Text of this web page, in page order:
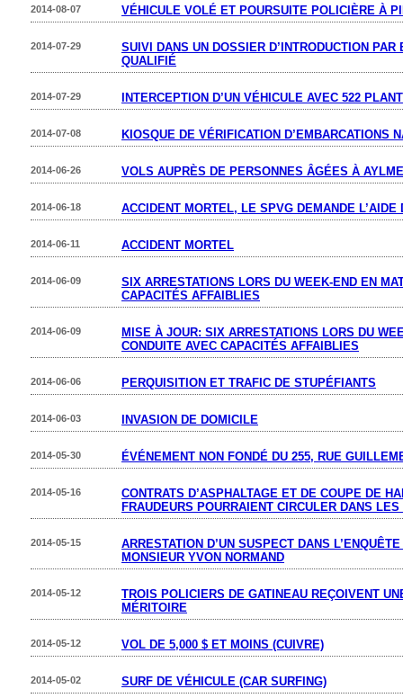
VÉHICULE VOLÉ ET POURSUITE POLICIÈRE À
2014-08-07
SUIVI DANS UN DOSSIER D’INTRODUCTION
QUALIFIÉ
2014-07-29
INTERCEPTION D’UN VÉHICULE AVEC 522
2014-07-29
KIOSQUE DE VÉRIFICATION D’EMBARCATIONS
2014-07-08
VOLS AUPRÈS DE PERSONNES ÂGÉES À
2014-06-26
ACCIDENT MORTEL, LE SPVG DEMANDE L’AIDE
2014-06-18
ACCIDENT MORTEL
2014-06-11
SIX ARRESTATIONS LORS DU WEEK-END EN
CAPACITÉS AFFAIBLIES
2014-06-09
MISE À JOUR: SIX ARRESTATIONS LORS DU
CONDUITE AVEC CAPACITÉS AFFAIBLIES
2014-06-09
PERQUISITION ET TRAFIC DE STUPÉFIANTS
2014-06-06
INVASION DE DOMICILE
2014-06-03
ÉVÉNEMENT NON FONDÉ DU 255, RUE
2014-05-30
CONTRATS D’ASPHALTAGE ET DE COUPE DE
FRAUDEURS POURRAIENT CIRCULER DANS
2014-05-16
ARRESTATION D’UN SUSPECT DANS
MONSIEUR YVON NORMAND
2014-05-15
TROIS POLICIERS DE GATINEAU REÇOIVENT
MÉRITOIRE
2014-05-12
VOL DE 5,000 $ ET MOINS (CUIVRE)
2014-05-12
SURF DE VÉHICULE (CAR SURFING)
2014-05-02